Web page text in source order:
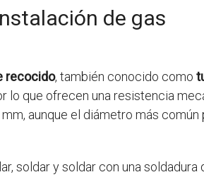
de gas
recocido, también conocido como
lo que ofrecen una resistencia
aunque el diámetro más común
soldar y soldar con una soldadura